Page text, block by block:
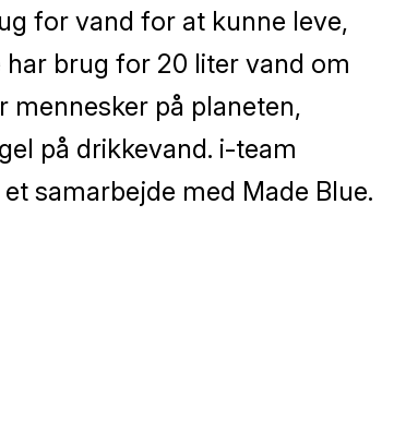
for vand for at kunne leve,
brug for 20 liter vand om
mennesker på planeten,
på drikkevand. i-team
samarbejde med Made Blue.